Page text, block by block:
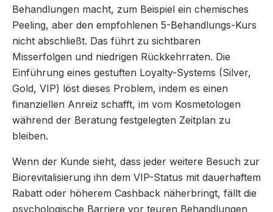
Behandlungen macht, zum Beispiel ein chemisches
Peeling, aber den empfohlenen 5-Behandlungs-Kurs
nicht abschließt. Das führt zu sichtbaren
Misserfolgen und niedrigen Rückkehrraten. Die
Einführung eines gestuften Loyalty-Systems (Silver,
Gold, VIP) löst dieses Problem, indem es einen
finanziellen Anreiz schafft, im vom Kosmetologen
während der Beratung festgelegten Zeitplan zu
bleiben.
Wenn der Kunde sieht, dass jeder weitere Besuch zur
Biorevitalisierung ihn dem VIP-Status mit dauerhaftem
Rabatt oder höherem Cashback näherbringt, fällt die
psychologische Barriere vor teuren Behandlungen